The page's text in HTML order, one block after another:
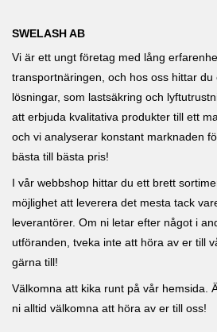
SWELASH AB
Vi är ett ungt företag med lång
transportnäringen, och hos oss hittar du
lösningar, som lastsäkring och
att erbjuda kvalitativa produkter till ett
och vi analyserar konstant marknaden
bästa till bästa pris!
I vår webbshop hittar du ett brett
möjlighet att leverera det mesta tack
leverantörer. Om ni letar efter något i
utföranden, tveka inte att höra av er till
gärna till!
Välkomna att kika runt på vår hemsida.
ni alltid välkomna att höra av er till oss!